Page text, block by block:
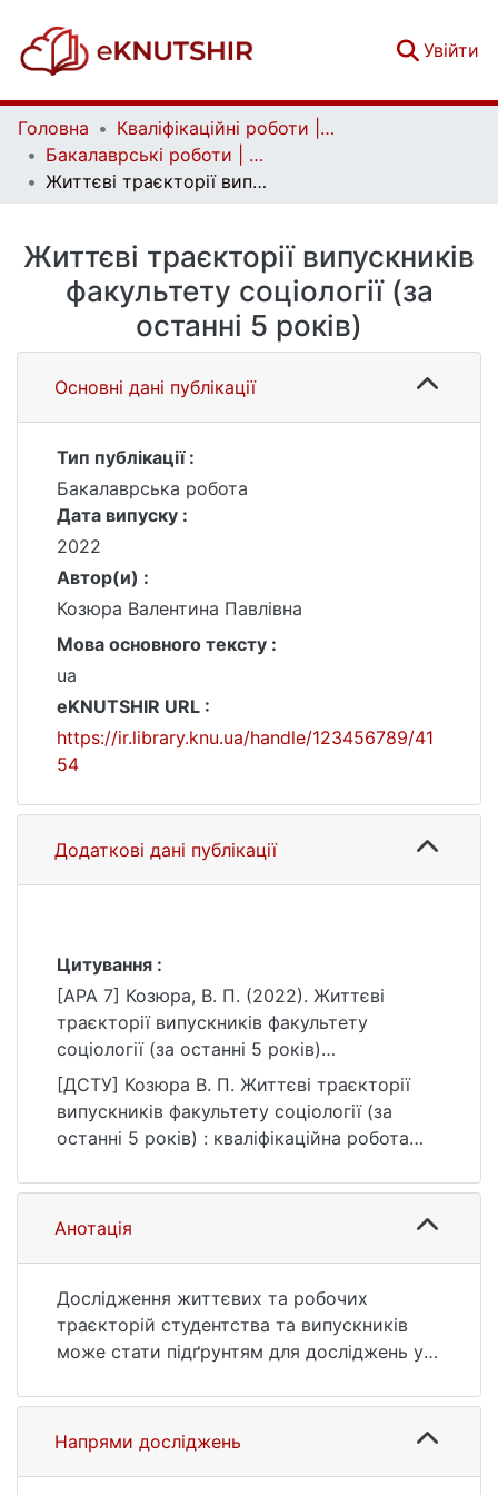
Увійти
Головна
Кваліфікаційні роботи | Qualifying works
Бакалаврські роботи | Bachelor theses
Життєві траєкторії випускників факультету соціології (за останні 5 років)
Життєві траєкторії випускників
факультету соціології (за
останні 5 років)
Основні дані публікації
Тип публікації :
Бакалаврська робота
Дата випуску :
2022
Автор(и) :
Козюра Валентина Павлівна
Мова основного тексту :
ua
eKNUTSHIR URL :
https://ir.library.knu.ua/handle/123456789/41
54
Додаткові дані публікації
Цитування :
[APA 7] Козюра, В. П. (2022). Життєві
траєкторії випускників факультету
соціології (за останні 5 років)
[Бакалаврська робота, Київський
національний університет імені Тараса
Шевченка]. eKNUTSHIR.
https://ir.library.knu.ua/handle/123456789/41
54
[ДСТУ] Козюра В. П. Життєві траєкторії
випускників факультету соціології (за
останні 5 років) : кваліфікаційна робота
науки. Київ, 2022. 35 с. URL:
https://ir.library.knu.ua/handle/123456789/41
54 (дата звернення: 25.07.2026).
Анотація
Дослідження життєвих та робочих
траєкторій студентства та випускників
може стати підґрунтям для досліджень у
відповісти на питання потреб молоді в
оновленні наявних або ж створенні нових
освітніх програм.
Напрями досліджень